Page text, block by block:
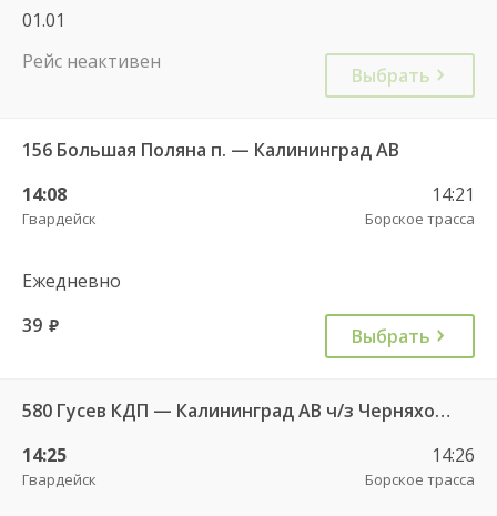
01.01
Рейс неактивен
Выбрать
156 Большая Поляна п. — Калининград АВ
14:08
Гвардейск
14:21
Борское трасса
Ежедневно
39 руб. Выбрать
580 Гусев КДП — Калининград АВ ч/з Черняховск АС
14:25
Гвардейск
14:26
Борское трасса